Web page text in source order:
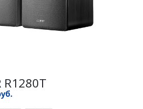
R1280T